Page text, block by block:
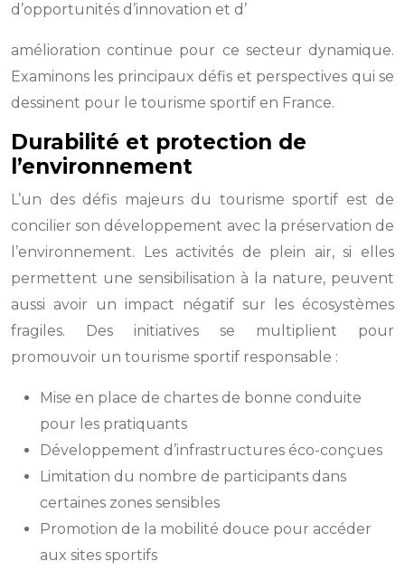
d’opportunités d’innovation et d’
amélioration continue pour ce secteur dynamique.
Examinons les principaux défis et perspectives qui se
dessinent pour le tourisme sportif en France.
Durabilité et protection de
l’environnement
L’un des défis majeurs du tourisme sportif est de
concilier son développement avec la préservation de
l’environnement. Les activités de plein air, si elles
permettent une sensibilisation à la nature, peuvent
aussi avoir un impact négatif sur les écosystèmes
fragiles. Des initiatives se multiplient pour
promouvoir un tourisme sportif responsable :
Mise en place de chartes de bonne conduite
pour les pratiquants
Développement d’infrastructures éco-conçues
Limitation du nombre de participants dans
certaines zones sensibles
Promotion de la mobilité douce pour accéder
aux sites sportifs